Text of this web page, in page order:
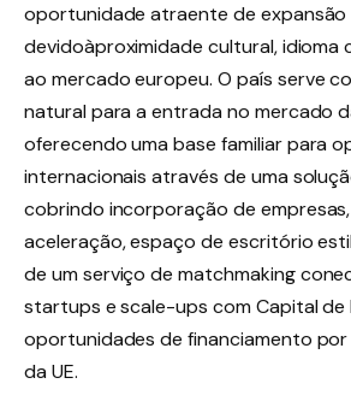
oportunidade atraente de expansão
devidoàproximidade cultural, idioma
ao mercado europeu. O país serve
natural para a entrada no mercado
oferecendo uma base familiar para
internacionais através de uma
cobrindo incorporação de
aceleração, espaço de escritório
de um serviço de matchmaking
startups e scale-ups com Capital de
oportunidades de financiamento por
da UE.